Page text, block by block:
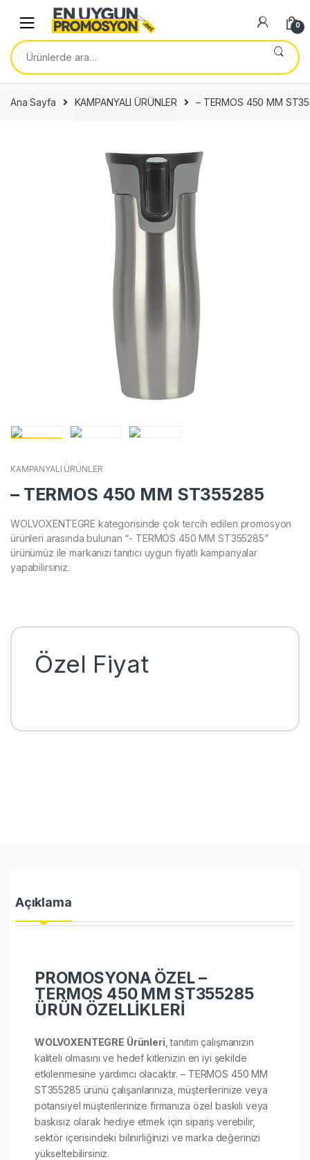
navigation
content
0
Ara:
Ana Sayfa KAMPANYALI ÜRÜNLER – TERMOS 450 MM
KAMPANYALI ÜRÜNLER
– TERMOS 450 MM ST355285
WOLVOXENTEGRE kategorisinde çok tercih edilen promosyon
ürünleri arasında bulunan “- TERMOS 450 MM ST355285”
ürünümüz ile markanızı tanıtıcı uygun fiyatlı kampanyalar
yapabilirsiniz.
Özel Fiyat
Açıklama
PROMOSYONA ÖZEL –
TERMOS 450 MM ST355285
ÜRÜN ÖZELLİKLERİ
WOLVOXENTEGRE Ürünleri , tanıtım çalışmanızın
kaliteli olmasını ve hedef kitlenizin en iyi şekilde
etkilenmesine yardımcı olacaktır. – TERMOS 450 MM
ST355285 ürünü çalışanlarınıza, müşterilerinize veya
potansiyel müşterilerinize firmanıza özel baskılı veya
baskısız olarak hediye etmek için sipariş verebilir,
sektör içerisindeki bilinirliğinizi ve marka değerinizi
yükseltebilirsiniz.